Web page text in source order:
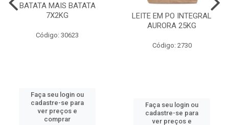
BATATA MAIS BATATA
7X2KG
Código: 30623
Faça seu login ou
cadastre-se para
ver preços e
comprar
LEITE EM PO INTEGRAL
AURORA 25KG
Código: 2730
Faça seu login ou
cadastre-se para
ver preços e